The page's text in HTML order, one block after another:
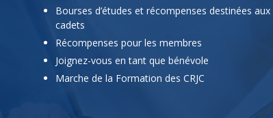
Bourses d’études et récompenses destinées aux
cadets
Récompenses pour les membres
Joignez-vous en tant que bénévole
Marche de la Formation des CRJC